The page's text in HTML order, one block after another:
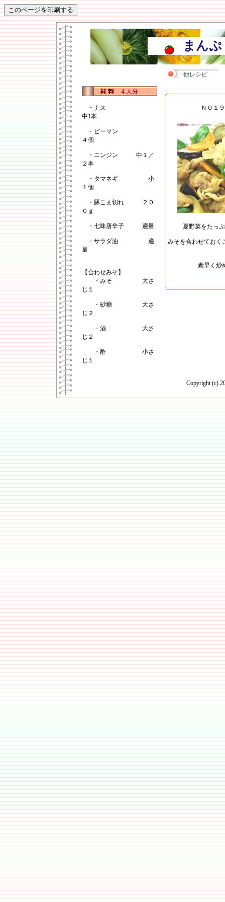
まん
他レシピ
・ナス
中1本
・ピーマン
４個
・ニンジン 中１／
２本
・タマネギ 小
１個
・豚こま切れ ２０
０ｇ
・七味唐辛子 適量
・サラダ油 適
量
【合わせみそ】
・みそ 大さ
じ１
・砂糖 大さ
じ２
・酒 大さ
じ２
・酢 小さ
じ１
ＮＯ１
夏野菜をたっ
みそを合わせておく
素早く炒
Copyright (c)